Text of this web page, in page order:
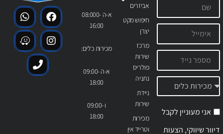
אביזרים
חיפוש מקט
יצרן
מרכז
שירות
פולריס
נתניה
ניידת
שירות
מכירות
וטרייד אין
א-ה 08:000-
16:00
מכירות כלים:
א-ה 09:00-
18:00
ו 09:00-
18:00
אני מעוניין לקבל
דיוור שיווקי, הצעות